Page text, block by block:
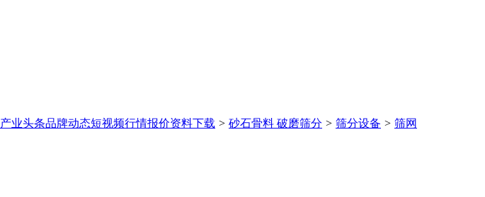
产业头条品牌动态短视频行情报价资料下载 > 砂石骨料 破磨筛分 > 筛分设备 > 筛网